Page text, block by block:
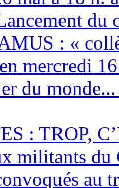
du
: «
mercredi
du
: TROP,
militants
au